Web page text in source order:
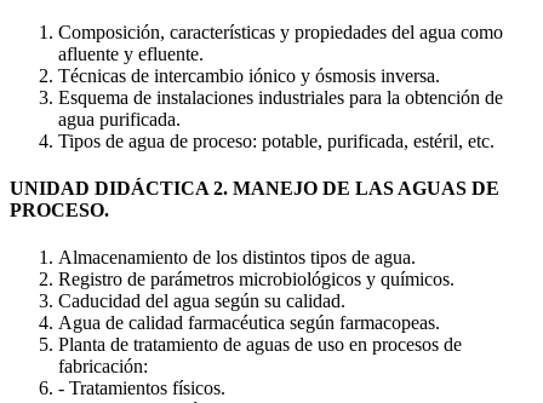
Composición, características y propiedades del agua como
afluente y efluente.
Técnicas de intercambio iónico y ósmosis inversa.
Esquema de instalaciones industriales para la obtención de
agua purificada.
Tipos de agua de proceso: potable, purificada, estéril, etc.
UNIDAD DIDÁCTICA 2. MANEJO DE LAS AGUAS DE
PROCESO.
Almacenamiento de los distintos tipos de agua.
Registro de parámetros microbiológicos y químicos.
Caducidad del agua según su calidad.
Agua de calidad farmacéutica según farmacopeas.
Planta de tratamiento de aguas de uso en procesos de
fabricación:
- Tratamientos físicos.